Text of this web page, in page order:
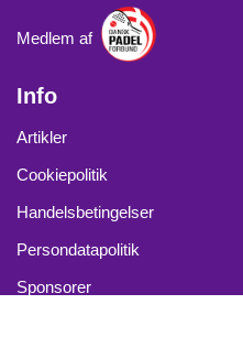
Medlem af
Info
Artikler
Cookiepolitik
Handelsbetingelser
Persondatapolitik
Sponsorer